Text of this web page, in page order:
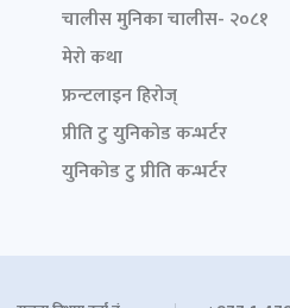
चालीस मुनिका चालीस- २०८१
मेरो कथा
फ्रन्टलाइन हिरोज्
प्रीति टु युनिकोड कन्भर्टर
युनिकोड टु प्रीति कन्भर्टर